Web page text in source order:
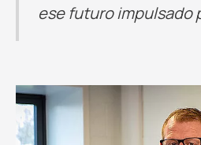
ese futuro impulsado